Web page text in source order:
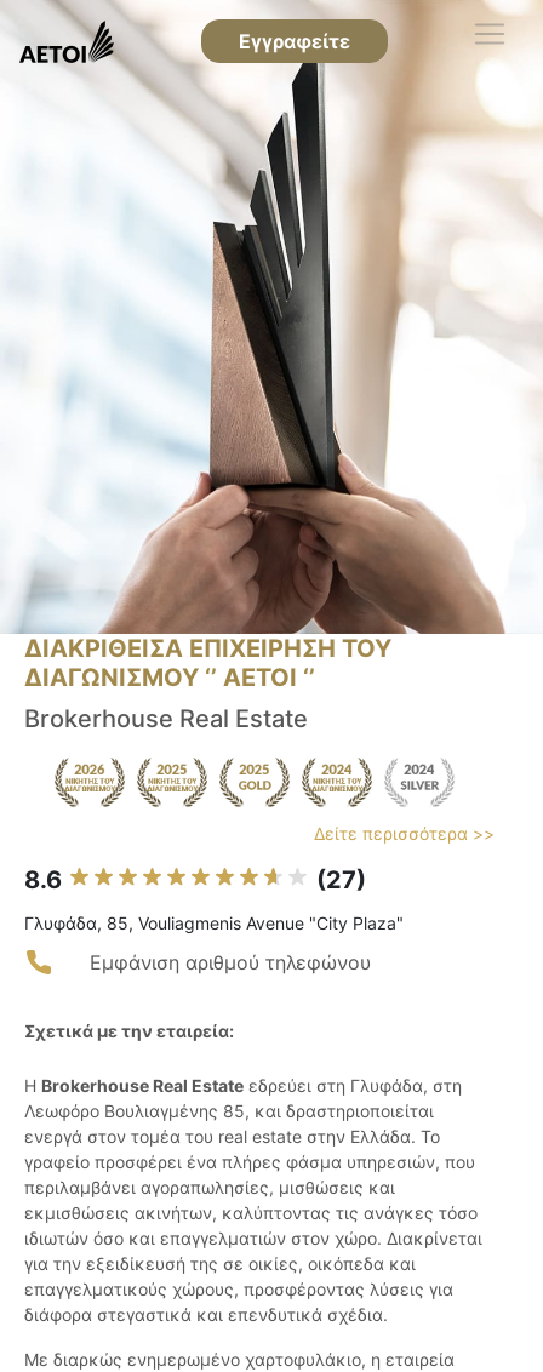
Εγγραφείτε
ΔΙΑΚΡΙΘΕΙΣΑ ΕΠΙΧΕΙΡΗΣΗ ΤΟΥ
ΔΙΑΓΩΝΙΣΜΟΥ ‘’ ΑΕΤΟΙ ‘’
Brokerhouse Real Estate
Δείτε περισσότερα >>
8.6 (27)
Γλυφάδα, 85, Vouliagmenis Avenue "City Plaza"
Εμφάνιση αριθμού τηλεφώνου
Σχετικά με την εταιρεία:
Η Brokerhouse Real Estate εδρεύει στη Γλυφάδα, στη
Λεωφόρο Βουλιαγμένης 85, και δραστηριοποιείται
ενεργά στον τομέα του real estate στην Ελλάδα. Το
γραφείο προσφέρει ένα πλήρες φάσμα υπηρεσιών, που
περιλαμβάνει αγοραπωλησίες, μισθώσεις και
εκμισθώσεις ακινήτων, καλύπτοντας τις ανάγκες τόσο
ιδιωτών όσο και επαγγελματιών στον χώρο. Διακρίνεται
για την εξειδίκευσή της σε οικίες, οικόπεδα και
επαγγελματικούς χώρους, προσφέροντας λύσεις για
διάφορα στεγαστικά και επενδυτικά σχέδια.
Με διαρκώς ενημερωμένο χαρτοφυλάκιο, η εταιρεία